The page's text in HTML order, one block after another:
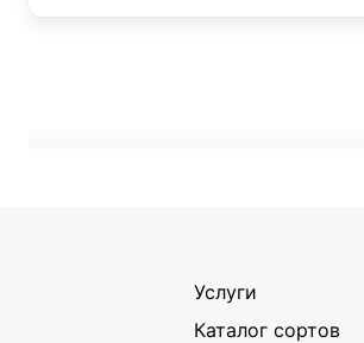
Услуги
Каталог сортов